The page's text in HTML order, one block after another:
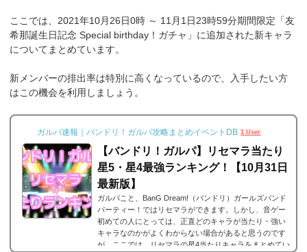
ここでは、2021年10月26日0時 ～ 11月1日23時59分期間限定「友
希那誕生日記念 Special birthday！ガチャ」に追加された新キャラ
についてまとめています。
新メンバーの排出率は特別に高くなっているので、入手したい方
はこの機会を利用しましょう。
ガルパ速報｜バンドリ！ガルパ攻略まとめイベントDB 1 User
【バンドリ！ガルパ】リセマラ当たり
星5・星4最強ランキング！【10月31日
最新版】
ガルパこと、BanG Dream!（バンドリ）ガールズバンド
パーティー！ではリセマラができます。しかし、音ゲー
初めての人にとっては、正直どのキャラが当たり・強い
キャラなのかがよくわからない場合があると思うのです
が、ここでは、リセマラの星4当たりキャラをまとめてい